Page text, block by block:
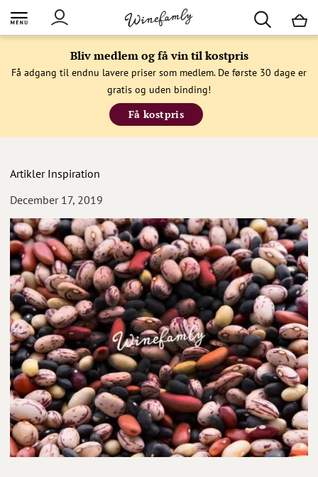
Bliv medlem og få vin til kostpris
Få adgang til endnu lavere priser som medlem. De første 30 dage er
gratis og uden binding!
Få kostpris
Artikler Inspiration
December 17, 2019